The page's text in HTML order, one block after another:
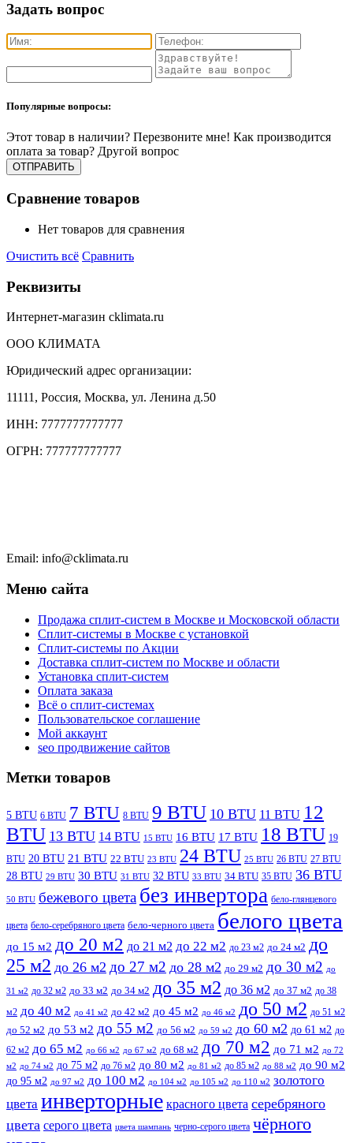
Задать вопрос
Популярные вопросы:
Этот товар в наличии? Перезвоните мне! Как производится
оплата за товар? Другой вопрос
Сравнение товаров
Нет товаров для сравнения
Очистить всё Сравнить
Реквизиты
Интернет-магазин cklimata.ru
ООО КЛИМАТА
Юридический адрес организации:
11111, Россия, Москва, ул. Ленина д.50
ИНН: 7777777777777
ОГРН: 777777777777
Email: info@cklimata.ru
Меню сайта
Продажа сплит-систем в Москве и Московской области
Сплит-системы в Москве с установкой
Сплит-системы по Акции
Доставка сплит-систем по Москве и области
Установка сплит-систем
Оплата заказа
Всё о сплит-системах
Пользовательское соглашение
Мой аккаунт
seo продвижение сайтов
Метки товаров
5 BTU 6 BTU 7 BTU 8 BTU 9 BTU 10 BTU 11 BTU 12
BTU 13 BTU 14 BTU 15 BTU 16 BTU 17 BTU 18 BTU 19
BTU 20 BTU 21 BTU 22 BTU 23 BTU 24 BTU 25 BTU 26 BTU 27 BTU
28 BTU 29 BTU 30 BTU 31 BTU 32 BTU 33 BTU 34 BTU 35 BTU 36 BTU
50 BTU бежевого цвета без инвертора бело-глянцевого
цвета бело-серебряного цвета бело-черного цвета белого цвета
до 15 м2 до 20 м2 до 21 м2 до 22 м2 до 23 м2 до 24 м2 до
25 м2 до 26 м2 до 27 м2 до 28 м2 до 29 м2 до 30 м2 до
31 м2 до 32 м2 до 33 м2 до 34 м2 до 35 м2 до 36 м2 до 37 м2 до 38
м2 до 40 м2 до 41 м2 до 42 м2 до 45 м2 до 46 м2 до 50 м2 до 51 м2
до 52 м2 до 53 м2 до 55 м2 до 56 м2 до 59 м2 до 60 м2 до 61 м2 до
62 м2 до 65 м2 до 66 м2 до 67 м2 до 68 м2 до 70 м2 до 71 м2 до 72
м2 до 74 м2 до 75 м2 до 76 м2 до 80 м2 до 81 м2 до 85 м2 до 88 м2 до 90 м2
до 95 м2 до 97 м2 до 100 м2 до 104 м2 до 105 м2 до 110 м2 золотого
цвета инверторные красного цвета серебряного
цвета серого цвета цвета шампань черно-серого цвета чёрного